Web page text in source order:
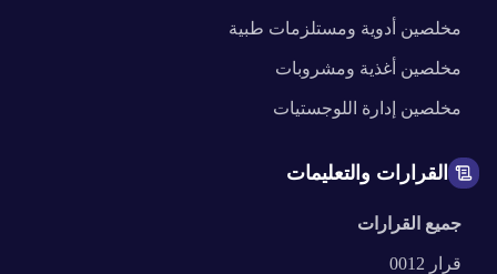
مخلصين أدوية ومستلزمات طبية
مخلصين أغذية ومشروبات
مخلصين إدارة اللوجستيات
القرارات والتعليمات
جميع القرارات
قرار 0012